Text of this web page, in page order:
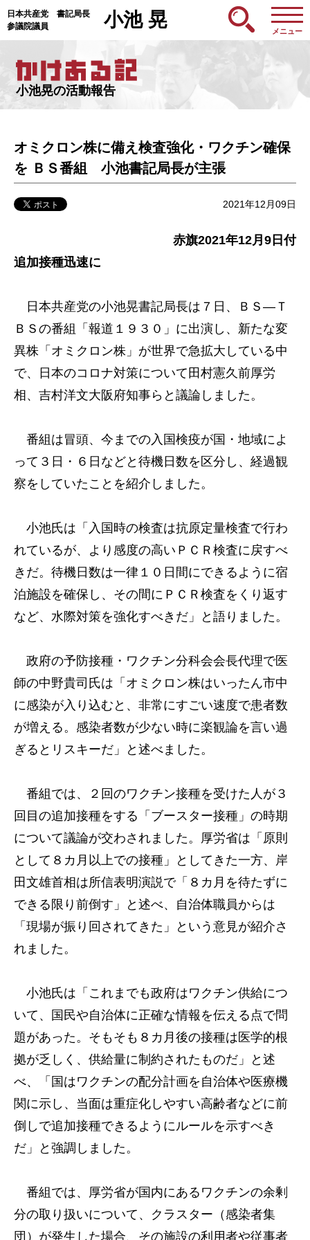
日本共産党 書記局長
参議院議員
小池 晃
メニュー
小池晃の活動報告
オミクロン株に備え検査強化・ワクチン確保
を ＢＳ番組 小池書記局長が主張
2021年12月09日
赤旗2021年12月9日付
追加接種迅速に
日本共産党の小池晃書記局長は７日、ＢＳ―Ｔ
ＢＳの番組「報道１９３０」に出演し、新たな変
異株「オミクロン株」が世界で急拡大している中
で、日本のコロナ対策について田村憲久前厚労
相、吉村洋文大阪府知事らと議論しました。
番組は冒頭、今までの入国検疫が国・地域によ
って３日・６日などと待機日数を区分し、経過観
察をしていたことを紹介しました。
小池氏は「入国時の検査は抗原定量検査で行わ
れているが、より感度の高いＰＣＲ検査に戻すべ
きだ。待機日数は一律１０日間にできるように宿
泊施設を確保し、その間にＰＣＲ検査をくり返す
など、水際対策を強化すべきだ」と語りました。
政府の予防接種・ワクチン分科会会長代理で医
師の中野貴司氏は「オミクロン株はいったん市中
に感染が入り込むと、非常にすごい速度で患者数
が増える。感染者数が少ない時に楽観論を言い過
ぎるとリスキーだ」と述べました。
番組では、２回のワクチン接種を受けた人が３
回目の追加接種をする「ブースター接種」の時期
について議論が交わされました。厚労省は「原則
として８カ月以上での接種」としてきた一方、岸
田文雄首相は所信表明演説で「８カ月を待たずに
できる限り前倒す」と述べ、自治体職員からは
「現場が振り回されてきた」という意見が紹介さ
れました。
小池氏は「これまでも政府はワクチン供給につ
いて、国民や自治体に正確な情報を伝える点で問
題があった。そもそも８カ月後の接種は医学的根
拠が乏しく、供給量に制約されたものだ」と述
べ、「国はワクチンの配分計画を自治体や医療機
関に示し、当面は重症化しやすい高齢者などに前
倒しで追加接種できるようにルールを示すべき
だ」と強調しました。
番組では、厚労省が国内にあるワクチンの余剰
分の取り扱いについて、クラスター（感染者集
団）が発生した場合、その施設の利用者や従事者